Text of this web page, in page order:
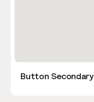
Button Secondary